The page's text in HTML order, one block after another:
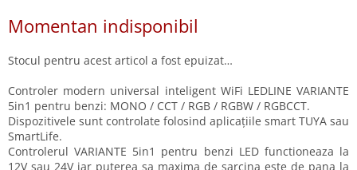
preţ:
Momentan indisponibil
Stocul pentru acest articol a fost epuizat…
Controler modern universal inteligent WiFi LEDLINE VARIANTE
5in1 pentru benzi: MONO / CCT / RGB / RGBW / RGBCCT.
Dispozitivele sunt controlate folosind aplicațiile smart TUYA sau
SmartLife.
Controlerul VARIANTE 5in1 pentru benzi LED functioneaza la
12V sau 24V iar puterea sa maxima de sarcina este de pana la